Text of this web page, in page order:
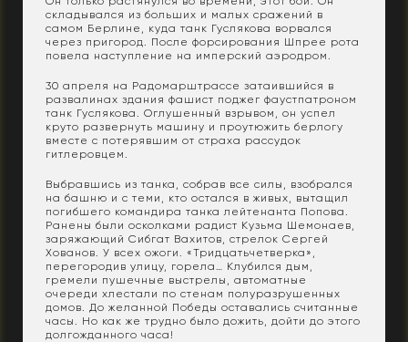
складывался из больших и малых сражений в
самом Берлине, куда танк Гуслякова ворвался
через пригород. После форсирования Шпрее рота
повела наступление на имперский аэродром.
30 апреля на Радомарштрассе затаившийся в
развалинах здания фашист поджег фаустпатроном
танк Гуслякова. Оглушенный взрывом, он успел
круто развернуть машину и проутюжить берлогу
вместе с потерявшим от страха рассудок
гитлеровцем.
Выбравшись из танка, собрав все силы, взобрался
на башню и с теми, кто остался в живых, вытащил
погибшего командира танка лейтенанта Попова.
Ранены были осколками радист Кузьма Шемонаев,
заряжающий Сибгат Вахитов, стрелок Сергей
Хованов. У всех ожоги. «Тридцатьчетверка»,
перегородив улицу, горела… Клубился дым,
гремели пушечные выстрелы, автоматные
очереди хлестали по стенам полуразрушенных
домов. До желанной Победы оставались считанные
часы. Но как же трудно было дожить, дойти до этого
долгожданного часа!